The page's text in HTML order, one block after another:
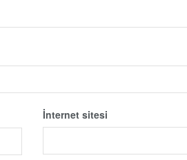
İnternet sitesi